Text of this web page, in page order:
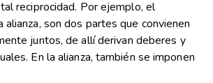
reciprocidad. Por ejemplo, el
alianza, son dos partes que convienen
juntos, de allí derivan deberes y
En la alianza, también se imponen